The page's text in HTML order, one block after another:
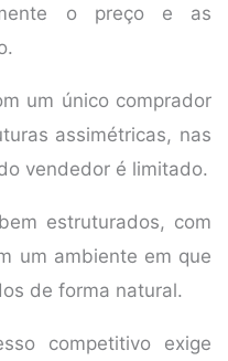
o preço e as
um único comprador
assimétricas, nas
vendedor é limitado.
estruturados, com
um ambiente em que
de forma natural.
competitivo exige